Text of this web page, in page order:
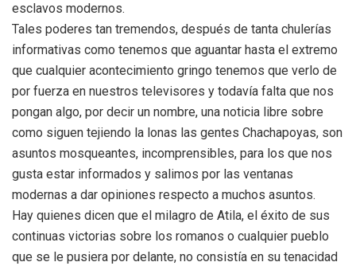
esclavos modernos.
Tales poderes tan tremendos, después de tanta chulerías
informativas como tenemos que aguantar hasta el extremo
que cualquier acontecimiento gringo tenemos que verlo de
por fuerza en nuestros televisores y todavía falta que nos
pongan algo, por decir un nombre, una noticia libre sobre
como siguen tejiendo la lonas las gentes Chachapoyas, son
asuntos mosqueantes, incomprensibles, para los que nos
gusta estar informados y salimos por las ventanas
modernas a dar opiniones respecto a muchos asuntos.
Hay quienes dicen que el milagro de Atila, el éxito de sus
continuas victorias sobre los romanos o cualquier pueblo
que se le pusiera por delante, no consistía en su tenacidad